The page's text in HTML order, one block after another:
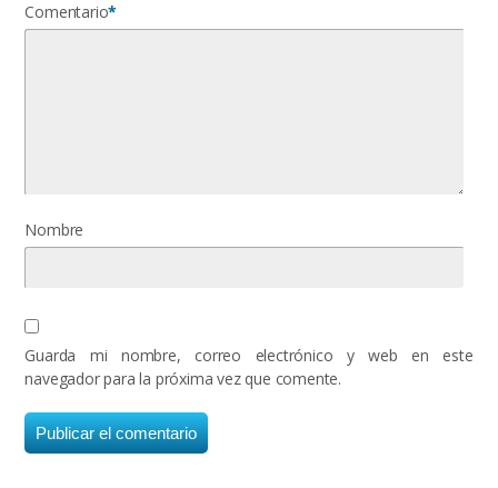
Comentario*
Nombre
Guarda mi nombre, correo electrónico y web en este
navegador para la próxima vez que comente.